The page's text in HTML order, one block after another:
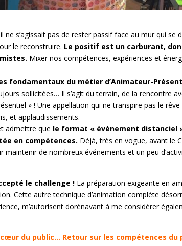
ne s’agissait pas de rester passif face au mur qui
le reconstruire. Le positif est un carburant,
Mixer nos compétences, expériences et
fondamentaux du métier d’Animateur-
sollicitées… Il s’agit du terrain, de la rencontre
» ! Une appellation qui ne transpire pas le
et applaudissements.
admettre que le format « événement distanciel
en compétences. Déjà, très en vogue, avant le
maintenir de nombreux événements et un peu
le challenge ! La préparation exigeante en
Cette autre technique d’animation complète
m’autorisent dorénavant à me considérer
du public… Retour sur les compétences du